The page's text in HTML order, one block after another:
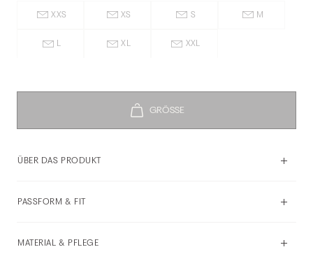
XXS XS S M
L XL XXL
ÜBER DAS PRODUKT
PASSFORM & FIT
MATERIAL & PFLEGE